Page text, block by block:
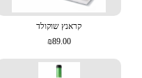
קראנץ שוקולד
₪89.00